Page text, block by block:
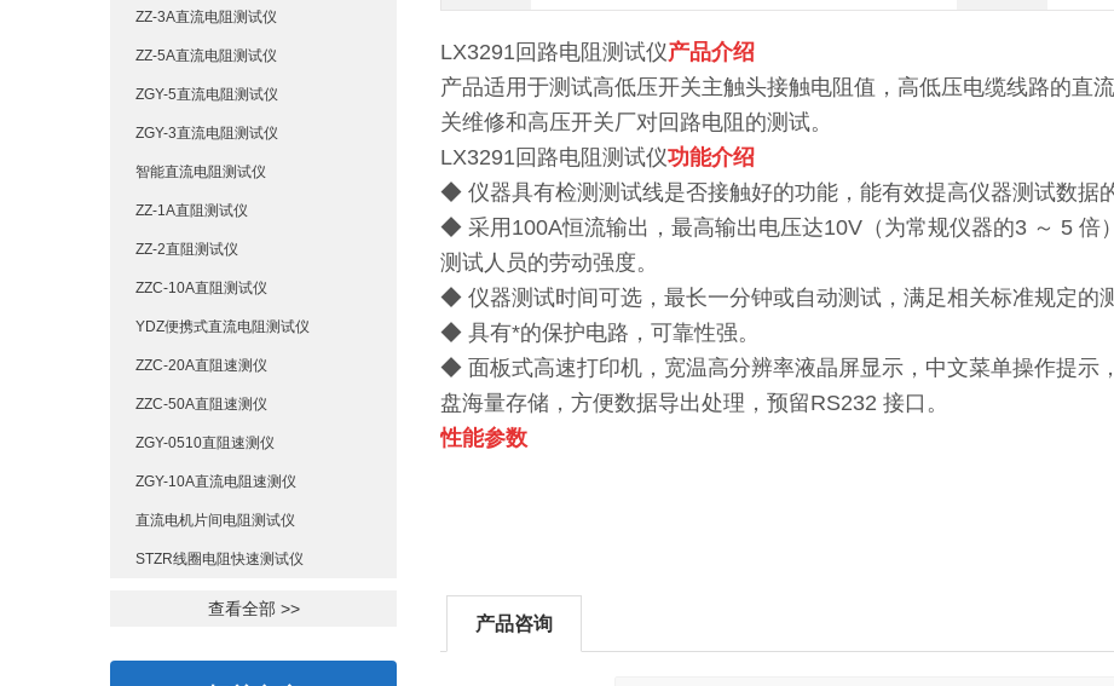
ZZ-3A直流电阻测试仪
ZZ-5A直流电阻测试仪
ZGY-5直流电阻测试仪
ZGY-3直流电阻测试仪
智能直流电阻测试仪
ZZ-1A直阻测试仪
ZZ-2直阻测试仪
ZZC-10A直阻测试仪
YDZ便携式直流电阻测试仪
ZZC-20A直阻速测仪
ZZC-50A直阻速测仪
ZGY-0510直阻速测仪
ZGY-10A直流电阻速测仪
直流电机片间电阻测试仪
STZR线圈电阻快速测试仪
查看全部 >>
LX3291回路电阻测试仪产品介绍
产品适用于测试高低压开关主触头接触电阻值，高低压电缆线路的直
关维修和高压开关厂对回路电阻的测试。
LX3291回路电阻测试仪功能介绍
◆ 仪器具有检测测试线是否接触好的功能，能有效提高仪器测试数据
◆ 采用100A恒流输出，最高输出电压达10V（为常规仪器的3 ～ 5 倍
测试人员的劳动强度。
◆ 仪器测试时间可选，最长一分钟或自动测试，满足相关标准规定的
◆ 具有*的保护电路，可靠性强。
◆ 面板式高速打印机，宽温高分辨率液晶屏显示，中文菜单操作提示
盘海量存储，方便数据导出处理，预留RS232 接口。
性能参数
产品咨询